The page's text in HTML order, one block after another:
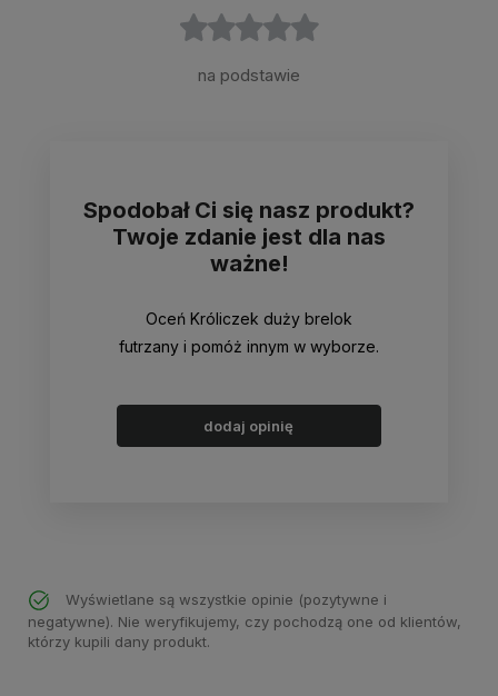
na podstawie
Spodobał Ci się nasz produkt?
Twoje zdanie jest dla nas
ważne!
Oceń Króliczek duży brelok
futrzany i pomóż innym w wyborze.
dodaj opinię
Wyświetlane są wszystkie opinie (pozytywne i
negatywne). Nie weryfikujemy, czy pochodzą one od klientów,
którzy kupili dany produkt.